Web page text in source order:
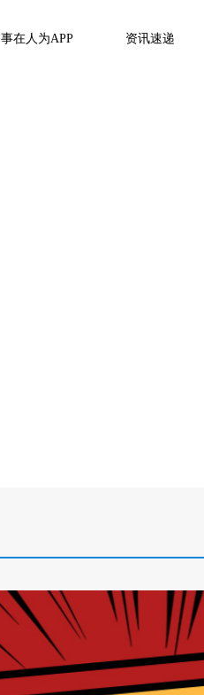
事在人为APP 资讯速递